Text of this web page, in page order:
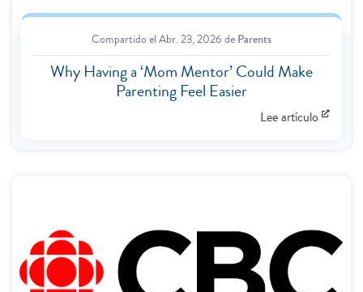
Compartido elAbr. 23, 2026deParents
Why Having a ‘Mom Mentor’ Could Make
Parenting Feel Easier
Lee artículo